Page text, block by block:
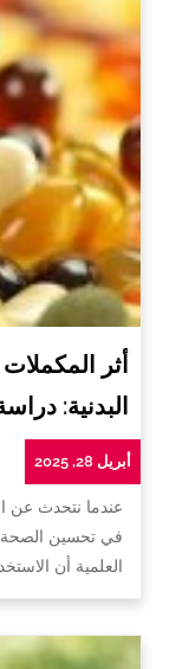
أثر
البدنية:
أبريل 28, 2025
عندما نتحدث عن
في تحسين الصحة
العلمية أن